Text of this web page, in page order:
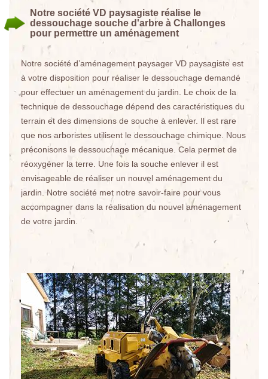
Notre société VD paysagiste réalise le
dessouchage souche d'arbre à Challonges
pour permettre un aménagement
Notre société d’aménagement paysager VD paysagiste est
à votre disposition pour réaliser le dessouchage demandé
pour effectuer un aménagement du jardin. Le choix de la
technique de dessouchage dépend des caractéristiques du
terrain et des dimensions de souche à enlever. Il est rare
que nos arboristes utilisent le dessouchage chimique. Nous
préconisons le dessouchage mécanique. Cela permet de
réoxygéner la terre. Une fois la souche enlever il est
envisageable de réaliser un nouvel aménagement du
jardin. Notre société met notre savoir-faire pour vous
accompagner dans la réalisation du nouvel aménagement
de votre jardin.